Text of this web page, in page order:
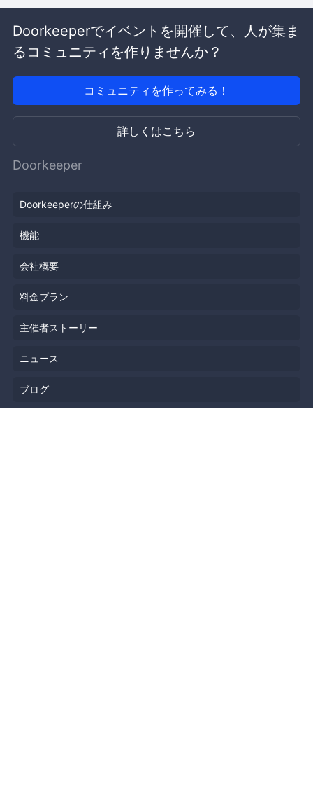
Doorkeeperでイベントを開催して、人が集ま
るコミュニティを作りませんか？
コミュニティを作ってみる！
詳しくはこちら
Doorkeeper
Doorkeeperの仕組み
機能
会社概要
料金プラン
主催者ストーリー
ニュース
ブログ